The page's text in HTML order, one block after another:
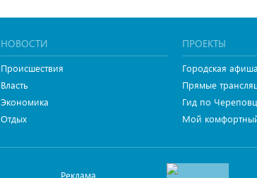
НОВОСТИ
Происшествия
Власть
Экономика
Отдых
ПРОЕКТЫ
Городская афиша
Прямые
Гид по
Мой
Реклама